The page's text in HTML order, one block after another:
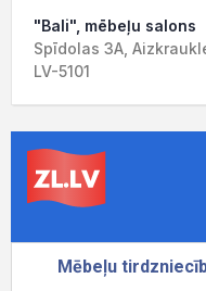
"Bali", mēbeļu salons
Spīdolas 3A,
LV-5101